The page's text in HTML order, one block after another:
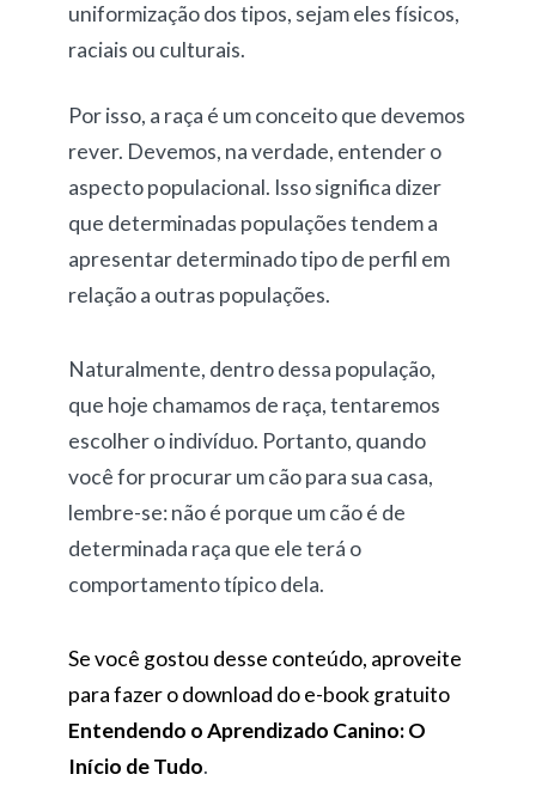
uniformização dos tipos, sejam eles físicos,
raciais ou culturais.
Por isso, a raça é um conceito que devemos
rever. Devemos, na verdade, entender o
aspecto populacional. Isso significa dizer
que determinadas populações tendem a
apresentar determinado tipo de perfil em
relação a outras populações.
Naturalmente, dentro dessa população,
que hoje chamamos de raça, tentaremos
escolher o indivíduo. Portanto, quando
você for procurar um cão para sua casa,
lembre-se: não é porque um cão é de
determinada raça que ele terá o
comportamento típico dela.
Se você gostou desse conteúdo, aproveite
para fazer o download do e-book gratuito
Entendendo o Aprendizado Canino: O
Início de Tudo.